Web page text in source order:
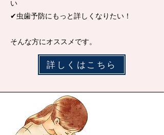
い
✔︎虫歯予防にもっと詳し くなりたい！
そんな方にオススメです。
詳しくはこちら